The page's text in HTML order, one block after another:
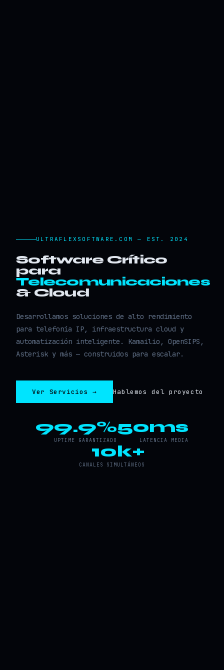
ULTRAFLEXSOFTWARE.COM — EST. 2024
Software Crítico
para
Telecomunicaciones
& Cloud
Desarrollamos soluciones de alto rendimiento
para telefonía IP, infraestructura cloud y
automatización inteligente. Kamailio, OpenSIPS,
Asterisk y más — construidos para escalar.
Ver Servicios → Hablemos del proyecto
99.9%
UPTIME GARANTIZADO
50ms
LATENCIA MEDIA
10k+
CANALES SIMULTÁNEOS